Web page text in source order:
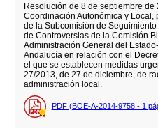
Resolución de 8 de septiembre
Coordinación Autonómica y Local,
de la Subcomisión de
de Controversias de la Comisión
Administración General del
Andalucía en relación con el
el que se establecen medidas
27/2013, de 27 de diciembre, de
administración local.
PDF (BOE-A-2014-9758 - 1